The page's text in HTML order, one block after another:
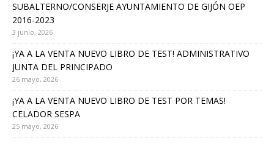
SUBALTERNO/CONSERJE AYUNTAMIENTO DE GIJÓN OEP
2016-2023
3 junio, 2026
¡YA A LA VENTA NUEVO LIBRO DE TEST! ADMINISTRATIVO
JUNTA DEL PRINCIPADO
26 mayo, 2026
¡YA A LA VENTA NUEVO LIBRO DE TEST POR TEMAS!
CELADOR SESPA
25 mayo, 2026